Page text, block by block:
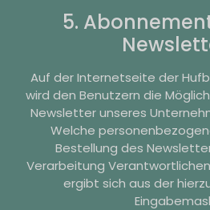
5.
Auf der Internetseite der
wird den Benutzern die
Newsletter unseres
Welche
Bestellung des
Verarbeitung
ergibt sich aus der